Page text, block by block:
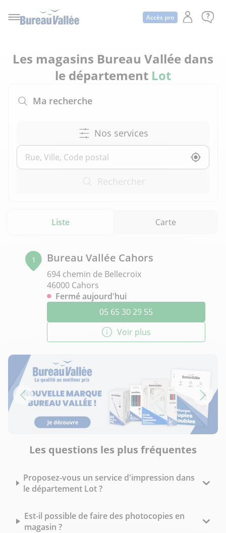
Accès pro
Les magasins Bureau Vallée dans
le département Lot
Ma recherche
Nos services
Rechercher
Liste Carte
1 Bureau Vallée Cahors
694 chemin de Bellecroix
46000 Cahors
Fermé aujourd'hui
05 65 30 29 55
Voir plus
Les questions les plus fréquentes
Proposez-vous un service d'impression dans
le département Lot ?
Est-il possible de faire des photocopies en
magasin ?